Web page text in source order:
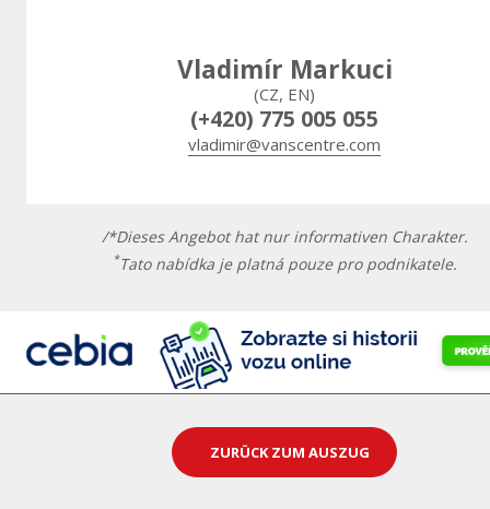
Vladimír Markuci
(CZ, EN)
(+420) 775 005 055
vladimir@vanscentre.com
/*Dieses Angebot hat nur informativen Charakter.
*Tato nabídka je platná pouze pro podnikatele.
ZURÜCK ZUM AUSZUG